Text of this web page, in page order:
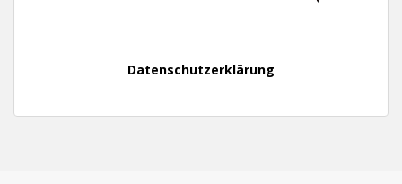
Datenschutzerklärung